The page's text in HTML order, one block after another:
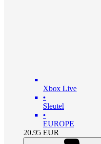
Xbox Live
•
Sleutel
•
EUROPE
20.95 EUR